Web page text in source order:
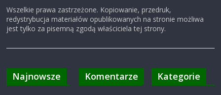
Wszelkie prawa zastrzeżone. Kopiowanie, przedruk,
redystrybucja materiałów opublikowanych na stronie możliwa
jest tylko za pisemną zgodą właściciela tej strony.
Najnowsze Komentarze Kategorie